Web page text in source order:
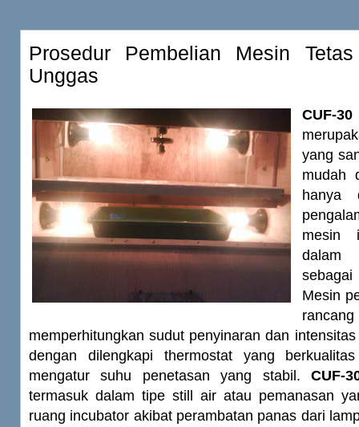
Prosedur Pembelian Mesin
Unggas
CUF-
yang
mudah
hanya
mesin
dalam
Mesin
memperhitungkan sudut penyinaran dan
dengan dilengkapi thermostat yang
mengatur suhu penetasan yang stabil. CUF-
termasuk dalam tipe still air atau pemanasan
ruang incubator akibat perambatan panas dari